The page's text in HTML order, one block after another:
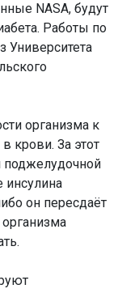
NASA, будут
Работы по
Университета
организма к
крови. За этот
инсулина
он пересдаёт